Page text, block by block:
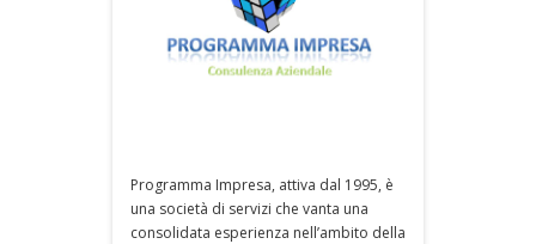
Programma Impresa, attiva dal 1995, è
una società di servizi che vanta una
consolidata esperienza nell’ambito della